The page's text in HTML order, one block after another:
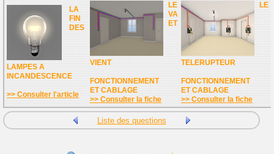
LA
FIN
DES
LAMPES A
INCANDESCENCE
>> Consulter l'article
LE
VA
ET
VIENT
FONCTIONNEMENT
ET CABLAGE
>> Consulter la fiche
LE
TELERUPTEUR
FONCTIONNEMENT
ET CABLAGE
>> Consulter la fiche
Liste des questions